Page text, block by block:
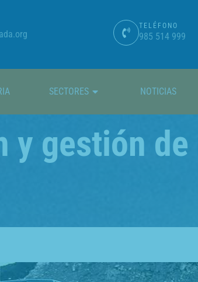
TELÉFONO
985 514 999
SECTORES NOTICIAS
y gestión